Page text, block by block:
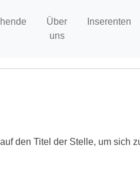
Über
uns
Inserenten
den Titel der Stelle, um sich